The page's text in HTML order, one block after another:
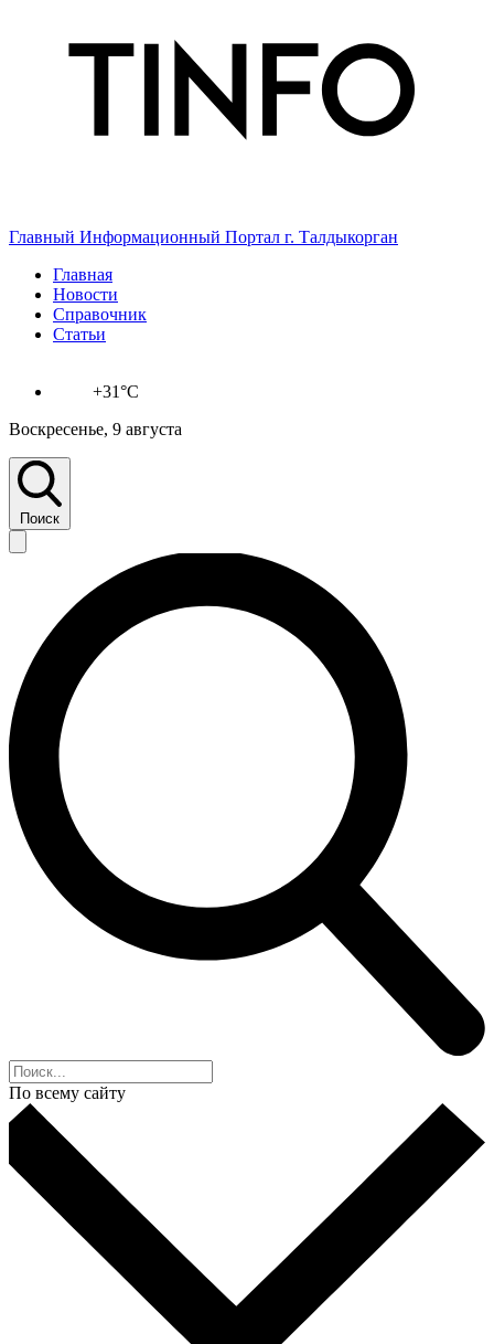
Главный Информационный Портал г. Талдыкорган
Главная
Новости
Справочник
Статьи
+31°C
Воскресенье, 9 августа
Поиск
По всему сайту